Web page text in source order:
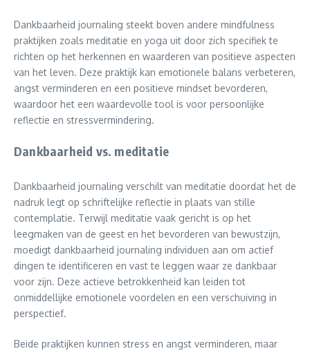
Dankbaarheid journaling steekt boven andere mindfulness
praktijken zoals meditatie en yoga uit door zich specifiek te
richten op het herkennen en waarderen van positieve aspecten
van het leven. Deze praktijk kan emotionele balans verbeteren,
angst verminderen en een positieve mindset bevorderen,
waardoor het een waardevolle tool is voor persoonlijke
reflectie en stressvermindering.
Dankbaarheid vs. meditatie
Dankbaarheid journaling verschilt van meditatie doordat het de
nadruk legt op schriftelijke reflectie in plaats van stille
contemplatie. Terwijl meditatie vaak gericht is op het
leegmaken van de geest en het bevorderen van bewustzijn,
moedigt dankbaarheid journaling individuen aan om actief
dingen te identificeren en vast te leggen waar ze dankbaar
voor zijn. Deze actieve betrokkenheid kan leiden tot
onmiddellijke emotionele voordelen en een verschuiving in
perspectief.
Beide praktijken kunnen stress en angst verminderen, maar